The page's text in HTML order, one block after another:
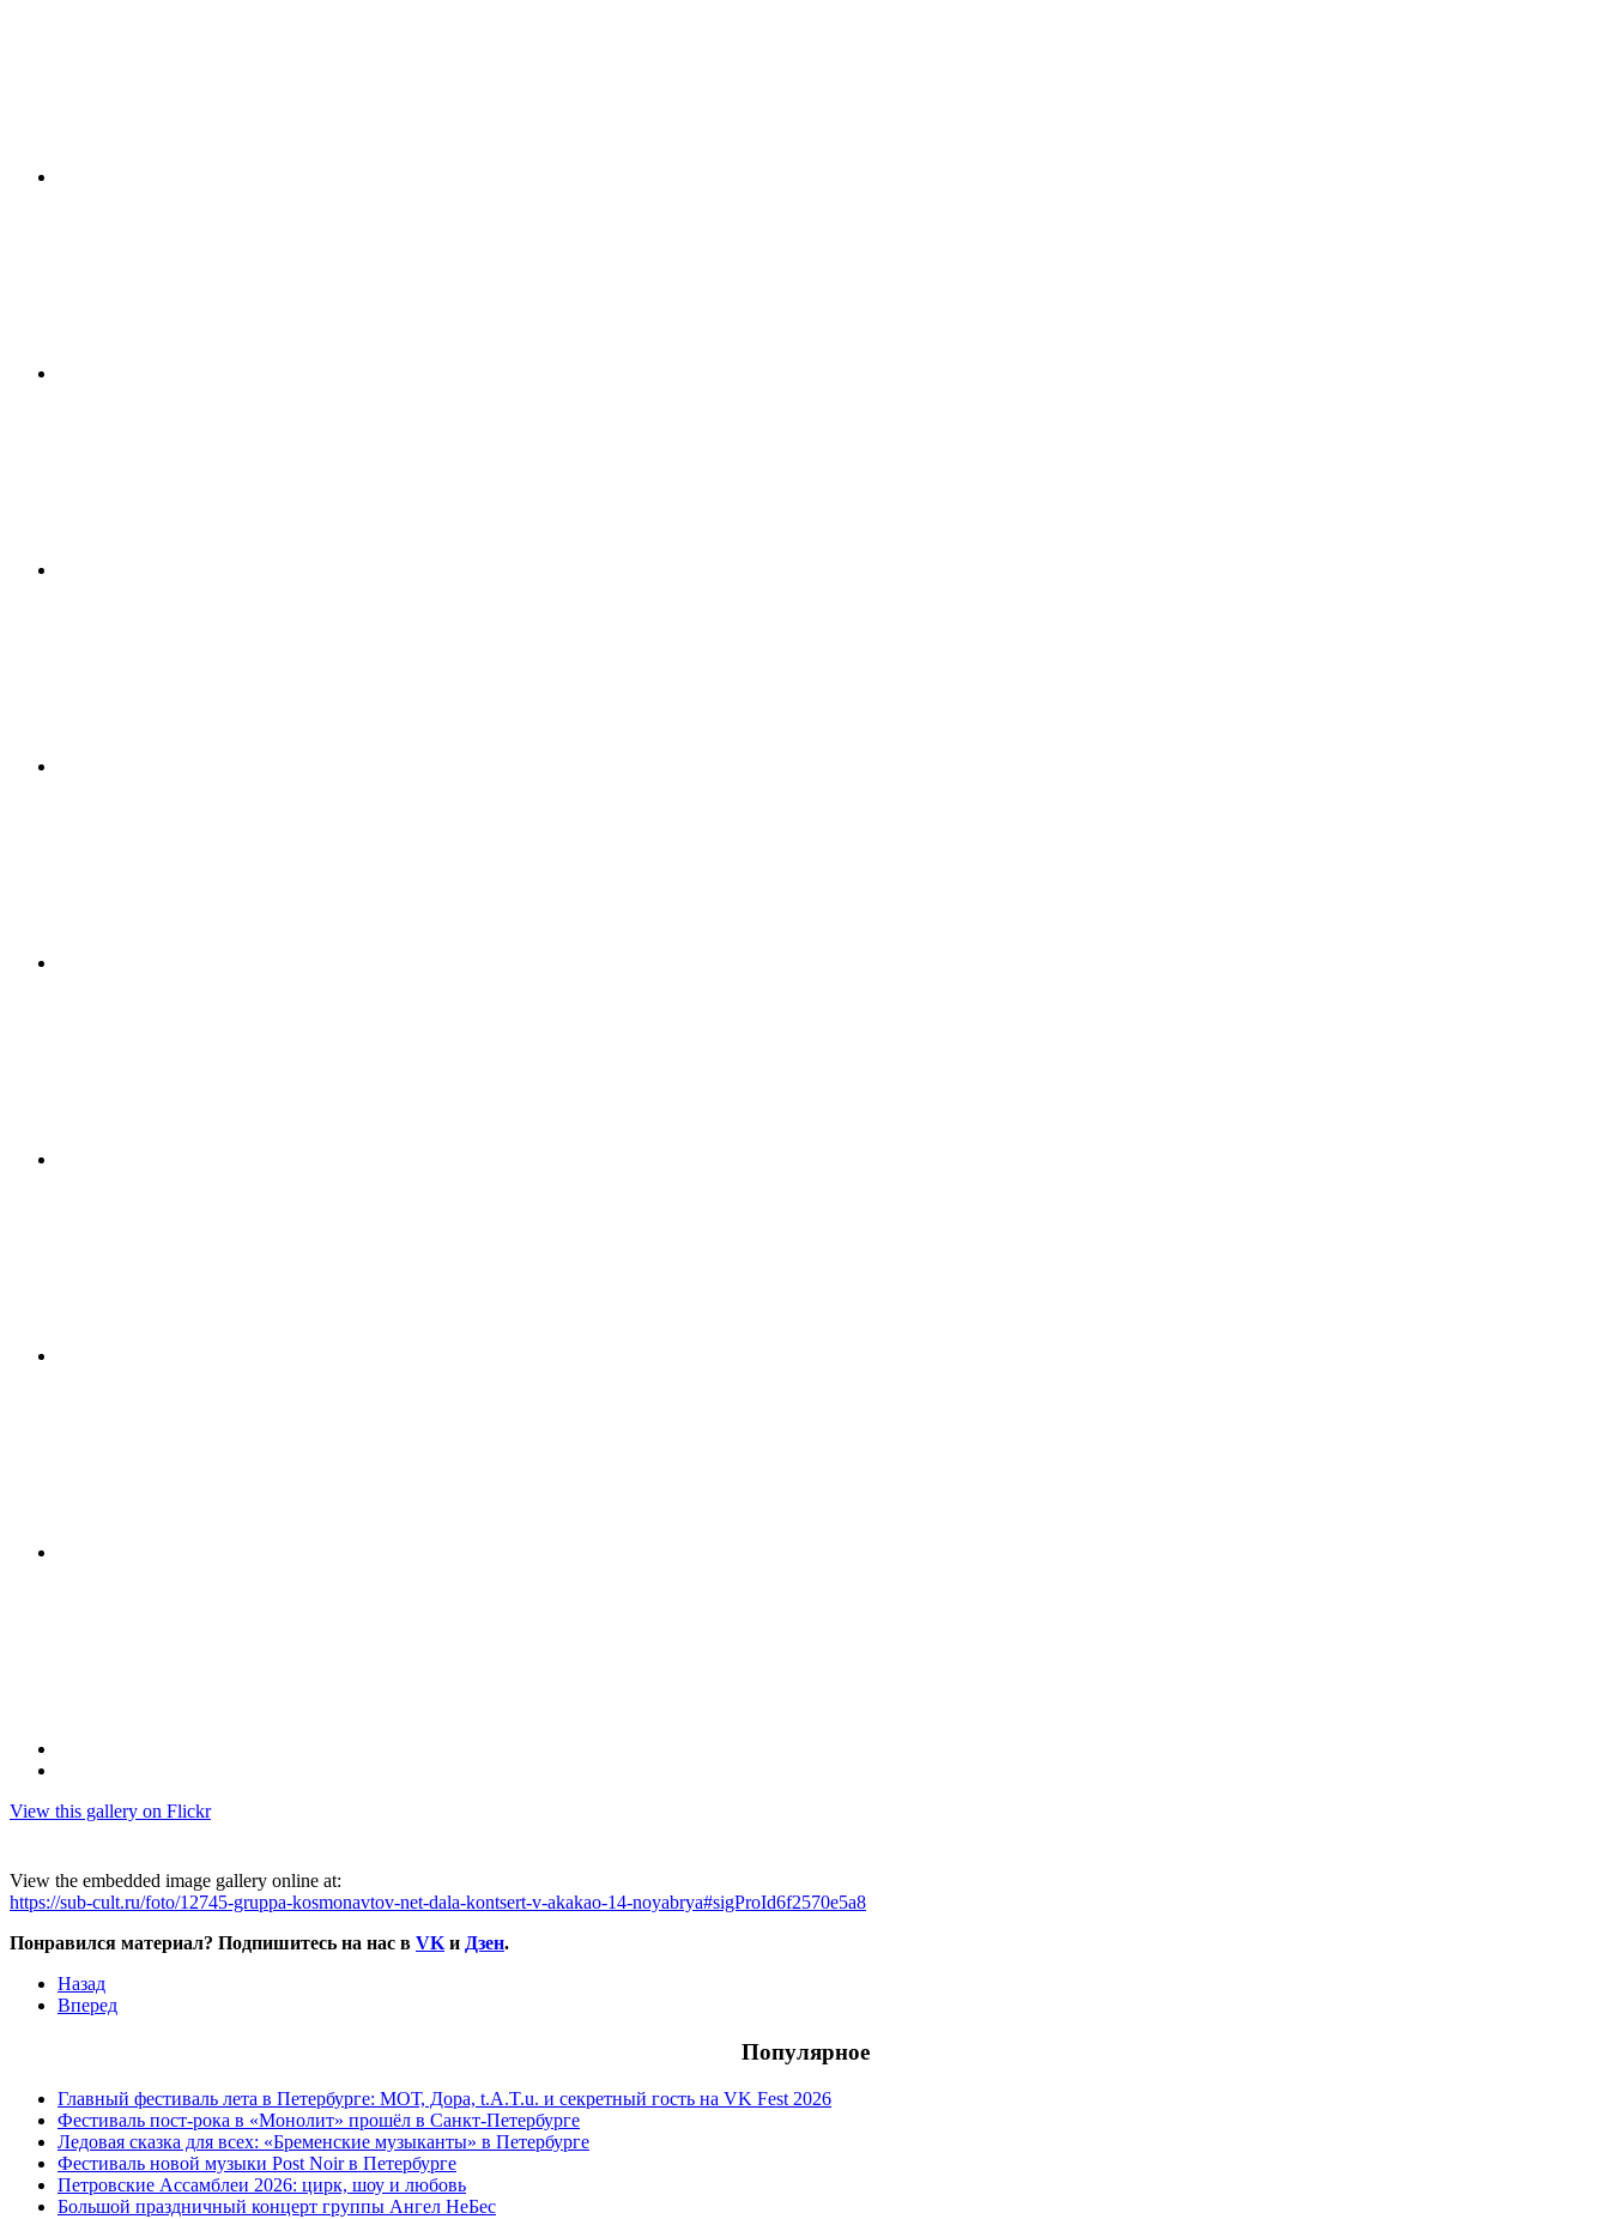
View this gallery on Flickr
View the embedded image gallery online at:
https://sub-cult.ru/foto/12745-gruppa-kosmonavtov-net-dala-kontsert-v-akakao-14-noyabrya#sigProId6f2570e5a8
Понравился материал? Подпишитесь на нас в VK и Дзен.
Назад
Вперед
Популярное
Главный фестиваль лета в Петербурге: МОТ, Дора, t.A.T.u. и секретный гость на VK Fest 2026
Фестиваль пост-рока в «Монолит» прошёл в Санкт-Петербурге
Ледовая сказка для всех: «Бременские музыканты» в Петербурге
Фестиваль новой музыки Post Noir в Петербурге
Петровские Ассамблеи 2026: цирк, шоу и любовь
Большой праздничный концерт группы Ангел НеБес